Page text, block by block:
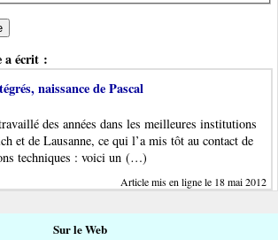
a écrit :
naissance de Pascal
des années dans les meilleures institutions
et de Lausanne, ce qui l’a mis tôt au contact de
techniques : voici un (…)
Article mis en ligne le 18 mai 2012
Sur le Web